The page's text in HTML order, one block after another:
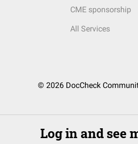
CME sponsorship
All Services
© 2026 DocCheck
Log in and see